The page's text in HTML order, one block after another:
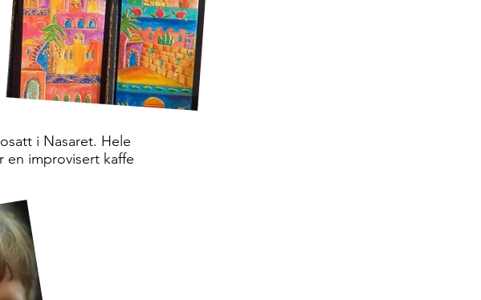
i Nasaret. Hele
en improvisert kaffe